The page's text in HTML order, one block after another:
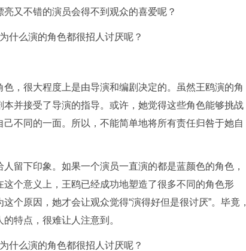
又不错的演员会得不到观众的喜爱呢？
，很大程度上是由导演和编剧决定的。虽然王鸥演的角
并接受了导演的指导。或许，她觉得这些角色能够挑战
不同的一面。所以，不能简单地将所有责任归咎于她自
留下印象。如果一个演员一直演的都是蓝颜色的角色，
个意义上，王鸥已经成功地塑造了很多不同的角色形
个原因，她才会让观众觉得“演得好但是很讨厌”。毕竟，
特点，很难让人注意到。